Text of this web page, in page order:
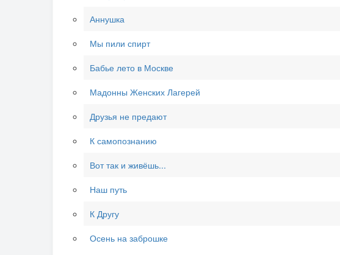
Аннушка
Мы пили спирт
Бабье лето в Москве
Мадонны Женских Лагерей
Друзья не предают
К самопознанию
Вот так и живёшь...
Наш путь
К Другу
Осень на заброшке